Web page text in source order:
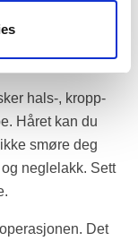
bort fra
hals-, kropp-
Håret kan du
smøre deg
neglelakk. Sett
Det